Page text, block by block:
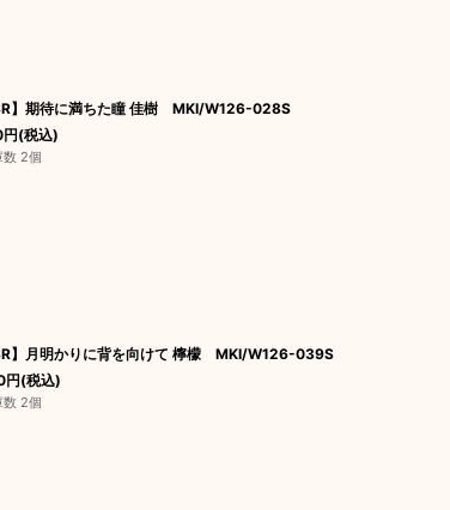
】期待に満ちた瞳 佳樹 MKI/W126-028S
円(税込)
数 2個
】月明かりに背を向けて 檸檬 MKI/W126-039S
円(税込)
数 2個